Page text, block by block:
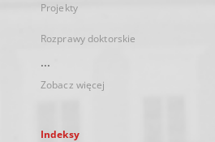
Projekty
Rozprawy doktorskie
...
Zobacz więcej
Indeksy